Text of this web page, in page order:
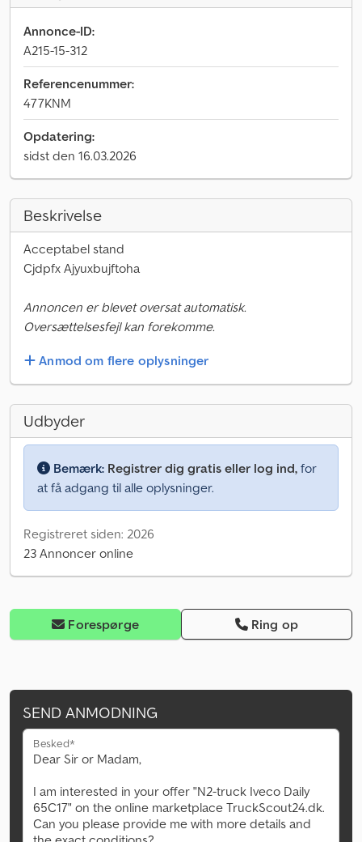
Annonce-ID:
A215-15-312
Referencenummer:
477KNM
Opdatering:
sidst den 16.03.2026
Beskrivelse
Acceptabel stand
Cjdpfx Ajyuxbujftoha
Annoncen er blevet oversat automatisk.
Oversættelsesfejl kan forekomme.
Anmod om flere oplysninger
Udbyder
Bemærk: Registrer dig gratis eller log ind, for
at få adgang til alle oplysninger.
Registreret siden: 2026
23 Annoncer online
Forespørge Ring op
SEND ANMODNING
Besked*